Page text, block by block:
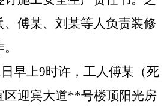
傅某、刘 某等人负责装修
早上9时许，工人傅某 （死
区迎宾大道**号楼顶阳光房